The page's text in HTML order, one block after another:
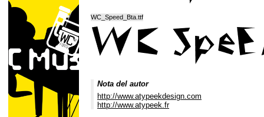
WC_Speed_Bta.ttf
Nota del autor
http://www.atypeekdesign.com
http://www.atypeek.fr